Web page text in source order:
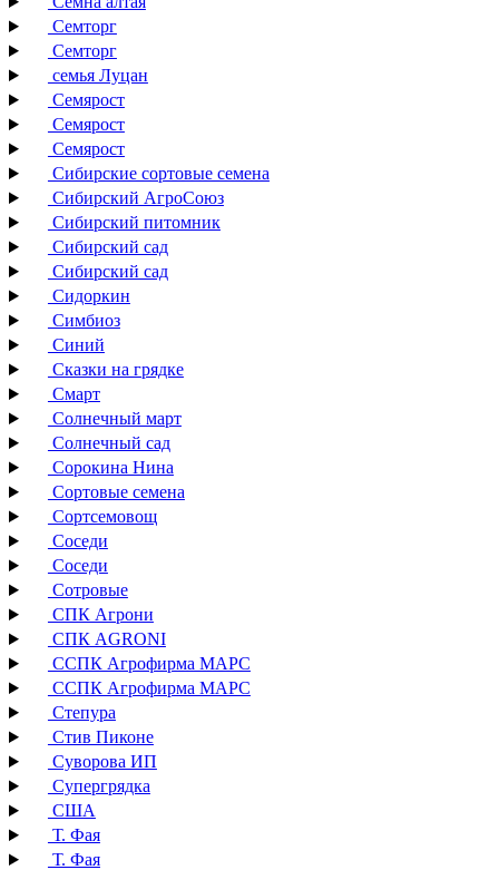
Семторг
Семторг
семья Луцан
Семярост
Семярост
Семярост
Сибирские сортовые семена
Сибирский АгроСоюз
Сибирский питомник
Сибирский сад
Сибирский сад
Сидоркин
Симбиоз
Синий
Сказки на грядке
Смарт
Солнечный март
Солнечный сад
Сорокина Нина
Сортовые семена
Сортсемовощ
Соседи
Соседи
Сотровые
СПК Агрони
СПК AGRONI
ССПК Агрофирма МАРС
ССПК Агрофирма МАРС
Степура
Стив Пиконе
Суворова ИП
Супергрядка
США
Т. Фая
Т. Фая